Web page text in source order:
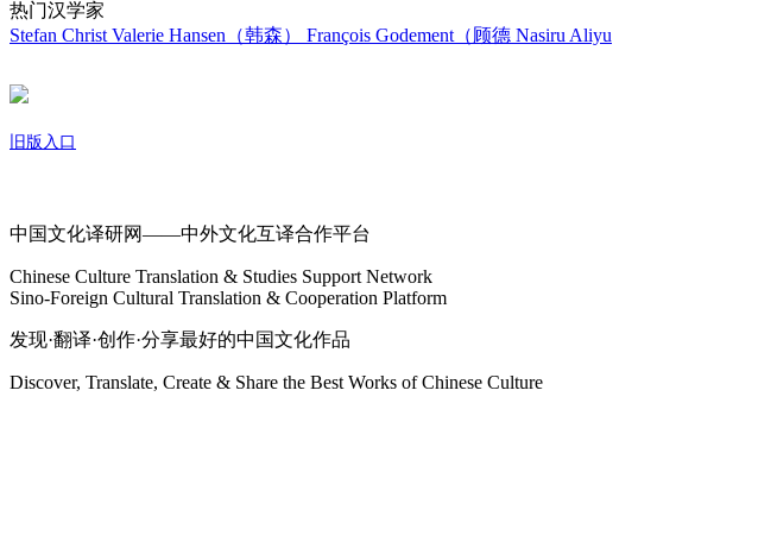
热门汉学家
Stefan Christ Valerie Hansen（韩森） François Godement（顾德 Nasiru Aliyu
旧版入口
中国文化译研网——中外文化互译合作平台
Chinese Culture Translation & Studies Support Network
Sino-Foreign Cultural Translation & Cooperation Platform
发现·翻译·创作·分享最好的中国文化作品
Discover, Translate, Create & Share the Best Works of Chinese Culture